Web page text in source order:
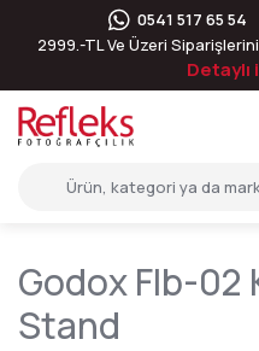
0541 517 65 54
2999.-TL Ve Üzeri
Godox Flb-02
Stand